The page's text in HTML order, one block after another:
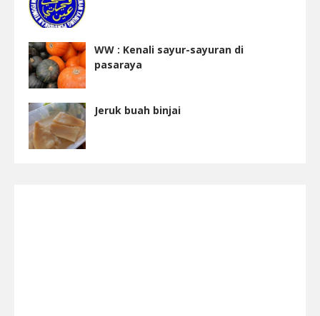
WW : Kenali sayur-sayuran di
pasaraya
Jeruk buah binjai